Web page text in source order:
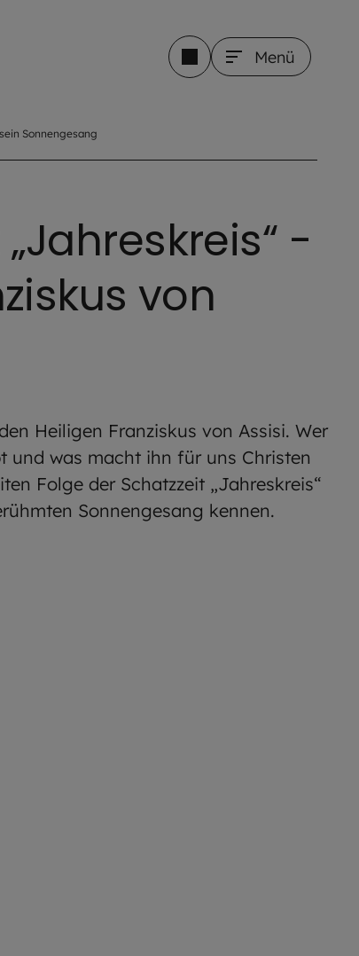
Menü
Sonnengesang
-
von
Heiligen Franziskus von Assisi. Wer
und was macht ihn für uns Christen
Folge der Schatzzeit „Jahreskreis“
Sonnengesang kennen.